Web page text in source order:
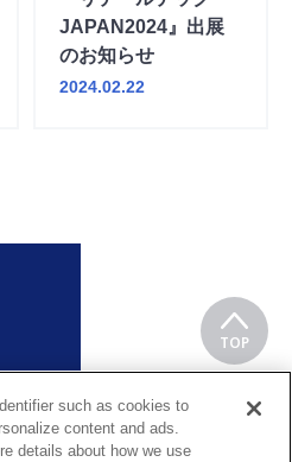
JAPAN2024』出展
のお知らせ
2024.02.22
採用情報
TOP
such as cookies to
content and ads.
details about how we use